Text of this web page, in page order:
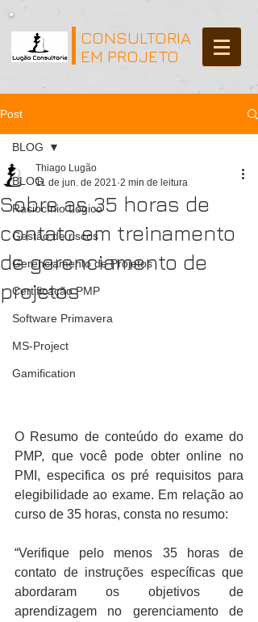
CONSULTORIA
EM PROJETO
Post
BLOG
Raciocínio Lógico
Gestão de riscos
Gerenciamento de Projetos
Certificação PMP
Software Primavera
MS-Project
Gamification
BLOG
Sobre as 35 horas de
contato em treinamento
de gerenciamento de
projetos
Thiago Lugão
11 de jun. de 2021 2 min de leitura
O Resumo de conteúdo do exame do
PMP, que você pode obter online no
PMI, especifica os pré requisitos para
elegibilidade ao exame. Em relação ao
curso de 35 horas, consta no resumo:
“Verifique pelo menos 35 horas de
contato de instruções específicas que
abordaram os objetivos de
aprendizagem no gerenciamento de